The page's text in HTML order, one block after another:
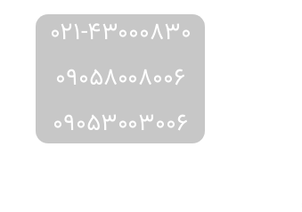
021-43000830
09058008006
09053003006